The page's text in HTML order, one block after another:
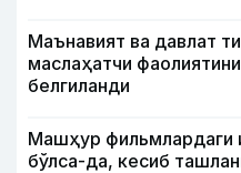
Маънавият ва давлат
маслаҳатчи
белгиланди
Машҳур фильмлардаги
бўлса-да, кесиб